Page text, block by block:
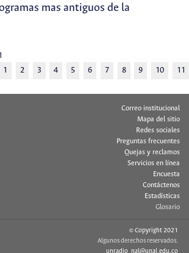
mas antiguos de la
1 2 3 4 5 6 7 8 9 10 11
Correo institucional
Mapa del sitio
Redes sociales
Preguntas frecuentes
Quejas y reclamos
Servicios en línea
Encuesta
Contáctenos
Estadísticas
Glosario
© Copyright 2021
Algunos derechos reservados.
unradio_nal@unal.edu.co